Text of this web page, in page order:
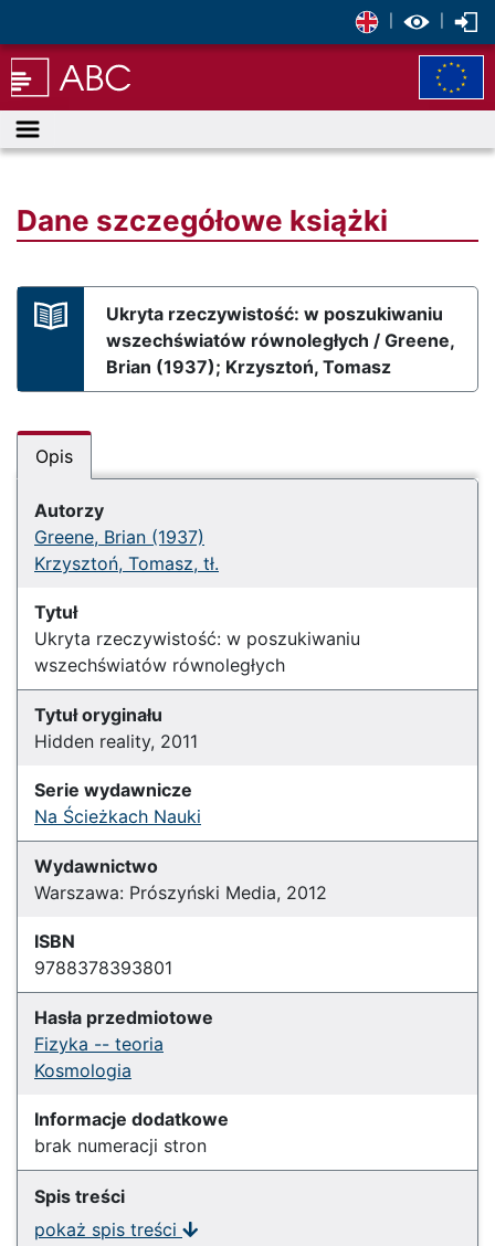
Menu
Dane szczegółowe książki
Ukryta rzeczywistość: w poszukiwaniu
wszechświatów równoległych / Greene,
Brian (1937); Krzysztoń, Tomasz
Opis
Autorzy
Greene, Brian (1937)
Krzysztoń, Tomasz, tł.
Tytuł
Ukryta rzeczywistość: w poszukiwaniu
wszechświatów równoległych
Tytuł oryginału
Hidden reality, 2011
Serie wydawnicze
Na Ścieżkach Nauki
Wydawnictwo
Warszawa: Prószyński Media, 2012
ISBN
9788378393801
Hasła przedmiotowe
Fizyka -- teoria
Kosmologia
Informacje dodatkowe
brak numeracji stron
Spis treści
pokaż spis treści